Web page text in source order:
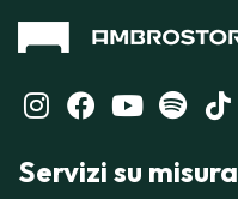
Servizi su misura